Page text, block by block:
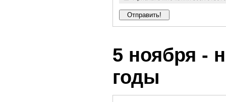
5 ноября -
годы